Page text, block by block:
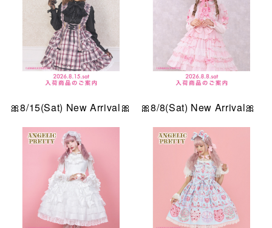
🎀8/15(Sat) New Arrival🎀 🎀8/8(Sat) New Arrival🎀